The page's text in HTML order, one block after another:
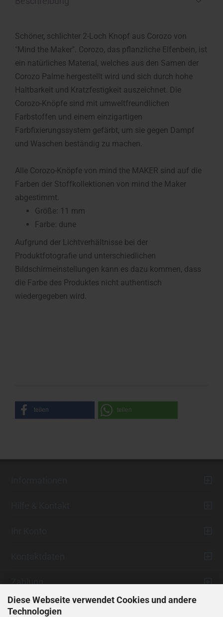
Diese Webseite verwendet Cookies und andere
Technologien
Schöner, schlichter 2-Loch Knopf aus Corozo von
"Mind the Maker". Corozo, das pflanzliche Elfenbein, ist
ein natürliches Material, welches aus den Samen der
Corozo Palme hergestellt wird und sich durch hohe
Haltbarkeit und Kratzfestigkeit auszeichnet. Die
Corozo-Knöpfe sind mit umweltfreundlichen
Farbstoffen und einem einzigartigen
Farbfixierungssystem gefärbt, um sie gegen Dampf
und Waschen beständig zu machen.
Alle Corozo-Knöpfe von mind the MAKER sind auf die
Farben der Stoffkollektionen von mind the Maker
abgestimmt.
Größe: 11 mm
Farbe: dune
Aufgrund der Lichtverhältnisse bei der
Produktfotografie und unterschiedlichen
Bildschirmeinstellungen kann es dazu kommen, dass
die Farbe des Produktes nicht authentisch
wiedergegeben wird.
teilen teilen
Zahlung